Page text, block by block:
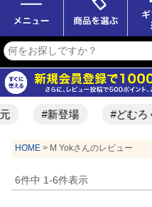
#新登場 #どむろく
HOME M Yokさんのレビュー
6件中 1-6件表示